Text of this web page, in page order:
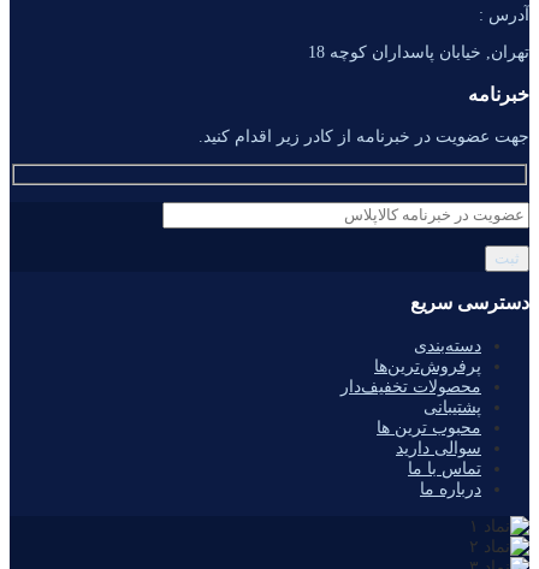
آدرس :
تهران, خیابان پاسداران کوچه 18
خبرنامه
جهت عضویت در خبرنامه از کادر زیر اقدام کنید.
دسترسی سریع
دسته‌بندی
پرفروش‌ترین‌ها
محصولات تخفیف‌دار
پشتیبانی
محبوب ترین ها
سوالی دارید
تماس با ما
درباره ما